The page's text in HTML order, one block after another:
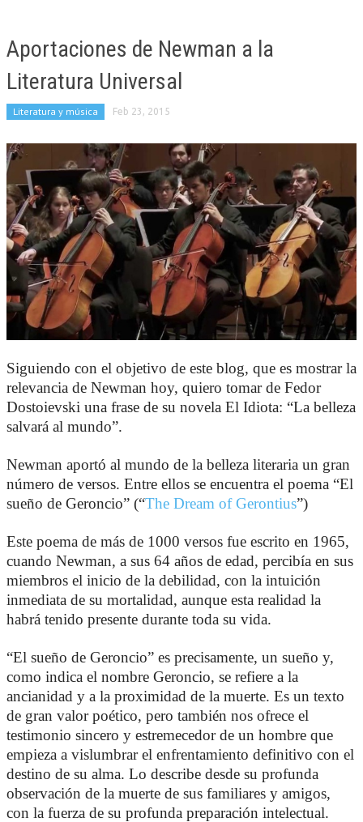
Aportaciones de Newman a la
Literatura Universal
Literatura y música Feb 23, 2015
Siguiendo con el objetivo de este blog, que es mostrar la
relevancia de Newman hoy, quiero tomar de Fedor
Dostoievski una frase de su novela El Idiota: “La belleza
salvará al mundo”.
Newman aportó al mundo de la belleza literaria un gran
número de versos. Entre ellos se encuentra el poema “El
sueño de Geroncio” (“The Dream of Gerontius”)
Este poema de más de 1000 versos fue escrito en 1965,
cuando Newman, a sus 64 años de edad, percibía en sus
miembros el inicio de la debilidad, con la intuición
inmediata de su mortalidad, aunque esta realidad la
habrá tenido presente durante toda su vida.
“El sueño de Geroncio” es precisamente, un sueño y,
como indica el nombre Geroncio, se refiere a la
ancianidad y a la proximidad de la muerte. Es un texto
de gran valor poético, pero también nos ofrece el
testimonio sincero y estremecedor de un hombre que
empieza a vislumbrar el enfrentamiento definitivo con el
destino de su alma. Lo describe desde su profunda
observación de la muerte de sus familiares y amigos,
con la fuerza de su profunda preparación intelectual.